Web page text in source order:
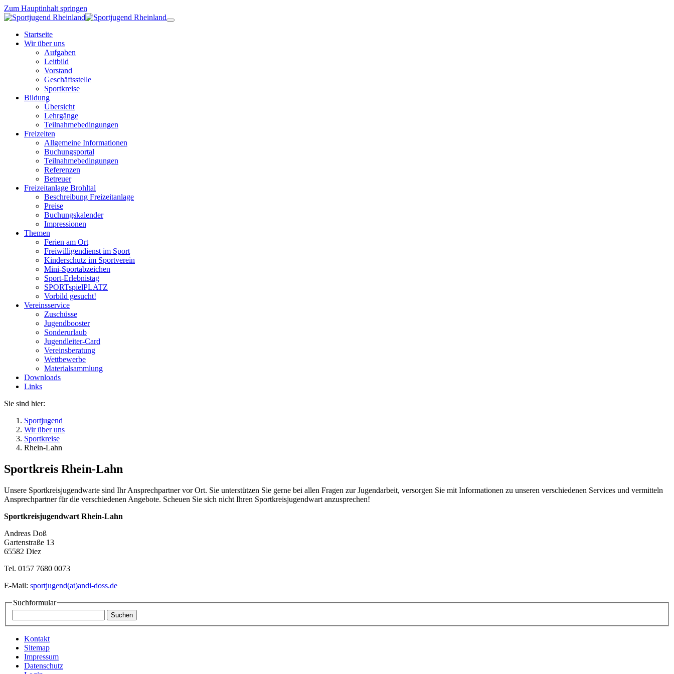
Zum Hauptinhalt springen
Startseite
Wir über uns
Aufgaben
Leitbild
Vorstand
Geschäftsstelle
Sportkreise
Bildung
Übersicht
Lehrgänge
Teilnahmebedingungen
Freizeiten
Allgemeine Informationen
Buchungsportal
Teilnahmebedingungen
Referenzen
Betreuer
Freizeitanlage Brohltal
Beschreibung Freizeitanlage
Preise
Buchungskalender
Impressionen
Themen
Ferien am Ort
Freiwilligendienst im Sport
Kinderschutz im Sportverein
Mini-Sportabzeichen
Sport-Erlebnistag
SPORTspielPLATZ
Vorbild gesucht!
Vereinsservice
Zuschüsse
Jugendbooster
Sonderurlaub
Jugendleiter-Card
Vereinsberatung
Wettbewerbe
Materialsammlung
Downloads
Links
Sie sind hier:
Sportjugend
Wir über uns
Sportkreise
Rhein-Lahn
Sportkreis Rhein-Lahn
Unsere Sportkreisjugendwarte sind Ihr Ansprechpartner vor Ort. Sie unterstützen Sie gerne bei allen Fragen zur Jugendarbeit, versorgen Sie mit Informationen zu unseren verschiedenen Services und vermitteln
Ansprechpartner für die verschiedenen Angebote. Scheuen Sie sich nicht Ihren Sportkreisjugendwart anzusprechen!
Sportkreisjugendwart Rhein-Lahn
Andreas Doß
Gartenstraße 13
65582 Diez
Tel. 0157 7680 0073
E-Mail: sportjugend(at)andi-doss.de
Suchformular
Kontakt
Sitemap
Impressum
Datenschutz